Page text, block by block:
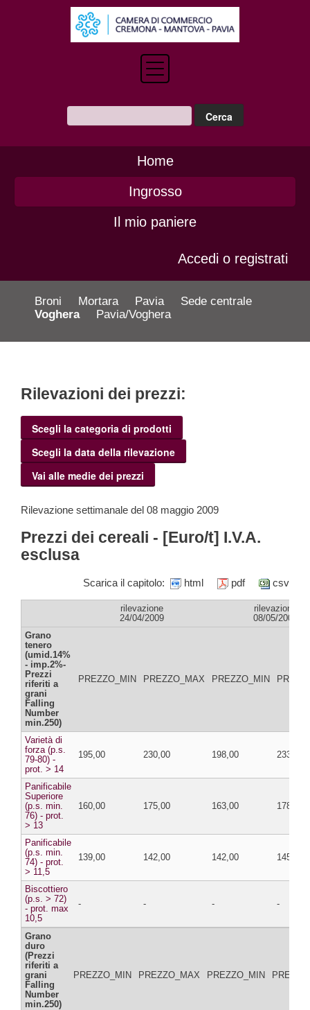
Home
Ingrosso
Il mio paniere
Accedi o registrati
Broni Mortara Pavia
Sede centrale
Voghera
Pavia/Voghera
Rilevazioni dei prezzi:
Scegli la categoria di prodotti
Scegli la data della rilevazione
Vai alle medie dei prezzi
Rilevazione settimanale del 08 maggio 2009
Prezzi dei cereali - [Euro/t] I.V.A.
esclusa
Scarica il capitolo: html pdf csv
rilevazione
24/04/2009
rilevazione
08/05/2009
Grano
tenero
(umid.14%
- imp.2%-
Prezzi
riferiti a
grani
Falling
Number
min.250)
PREZZO_MIN PREZZO_MAX PREZZO_MIN
Varietà di
forza (p.s.
79-80) -
prot. > 14
195,00 230,00 198,00 233,00
Panificabile
Superiore
(p.s. min.
76) - prot.
> 13
160,00 175,00 163,00 178,00
Panificabile
(p.s. min.
74) - prot.
> 11,5
139,00 142,00 142,00 145,00
Biscottiero
(p.s. > 72)
- prot. max
10,5
- - - -
Grano
duro
(Prezzi
riferiti a
grani
Falling
Number
min.250)
PREZZO_MIN PREZZO_MAX PREZZO_MIN